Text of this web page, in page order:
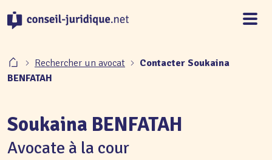
Rechercher un avocat
Contacter Soukaina
BENFATAH
Soukaina BENFATAH
Avocate à la cour